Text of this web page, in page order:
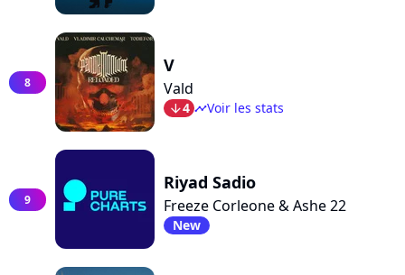
8
V
Vald
arrow_bot4 timelineVoir les stats
9
Riyad Sadio
Freeze Corleone & Ashe 22
New